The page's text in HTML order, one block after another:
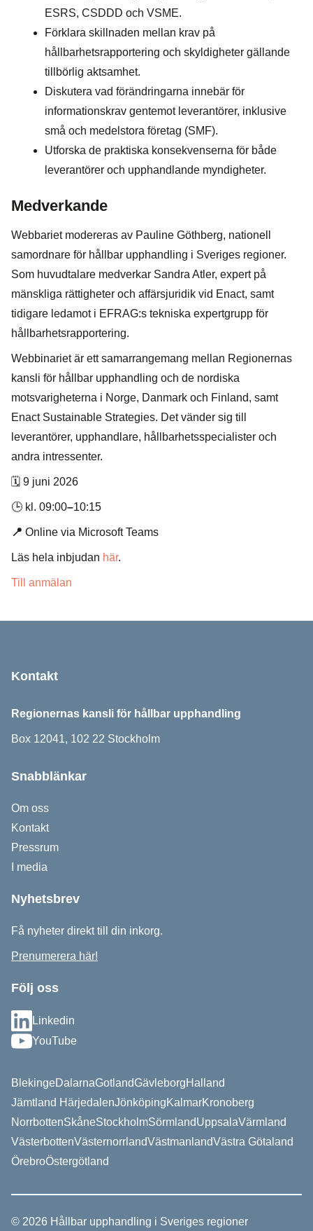
ESRS, CSDDD och VSME.
Förklara skillnaden mellan krav på
hållbarhetsrapportering och skyldigheter gällande
tillbörlig aktsamhet.
Diskutera vad förändringarna innebär för
informationskrav gentemot leverantörer, inklusive
små och medelstora företag (SMF).
Utforska de praktiska konsekvenserna för både
leverantörer och upphandlande myndigheter.
Medverkande
Webbariet modereras av Pauline Göthberg, nationell
samordnare för hållbar upphandling i Sveriges regioner.
Som huvudtalare medverkar Sandra Atler, expert på
mänskliga rättigheter och affärsjuridik vid Enact, samt
tidigare ledamot i EFRAG:s tekniska expertgrupp för
hållbarhetsrapportering.
Webbinariet är ett samarrangemang mellan Regionernas
kansli för hållbar upphandling och de nordiska
motsvarigheterna i Norge, Danmark och Finland, samt
Enact Sustainable Strategies. Det vänder sig till
leverantörer, upphandlare, hållbarhetsspecialister och
andra intressenter.
🗓️ 9 juni 2026
🕒 kl. 09:00–10:15
📍 Online via Microsoft Teams
Läs hela inbjudan här.
Till anmälan
Kontakt
Regionernas kansli för hållbar upphandling
Box 12041, 102 22 Stockholm
Snabblänkar
Om oss
Kontakt
Pressrum
I media
Nyhetsbrev
Få nyheter direkt till din inkorg.
Prenumerera här!
Följ oss
Linkedin
YouTube
BlekingeDalarnaGotlandGävleborgHalland
Jämtland HärjedalenJönköpingKalmarKronoberg
NorrbottenSkåneStockholmSörmlandUppsalaVärmland
VästerbottenVästernorrlandVästmanlandVästra Götaland
ÖrebroÖstergötland
© 2026 Hållbar upphandling i Sveriges regioner